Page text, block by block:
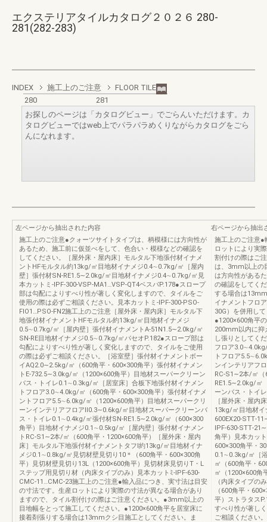
エクステリアタイルカタログ２０２６ 280-
281(282-283)
INDEX 施工上のご注意
FLOOR TILE
280
281
お探しのページは「カタログビュー」でごらんいただけます。カ
タログビューではweb上でパラパラめくりながらカタログをごら
んになれます。
左ページから抽出された内容
施工上のご注意●クォーツサイトタイプは、柄模様には方向性が
あるため、施工前に仮並べをして、色合い・模様などの確認を
してください。［屋外床・屋内床］モルタル下地張付材イナメ
ントHFモルタル約13kg/㎡目地材イナメジ0.4∼0.7kg/㎡［屋内
壁］張付材SN‐RE1.5∼2.0kg/㎡目地材イナメジ0.4∼0.7kg/㎡見
本カットミ‐IPF‐300‐VSP‐MA1…VSP‐QT4ベスパP.178●スロープ
部は勾配によりすべり性が著しく変化しますので、タイルをご
使用の際は必ずご相談ください。見本カットミ‐IPF‐300‐PSO‐
FIO1…PSO‐FN2施工上のご注意［屋外床・屋内床］モルタル下
地張付材イナメントHFモルタル約13kg/㎡目地材イナメジ
0.5∼0.7kg/㎡［屋内壁］張付材イナメントA‐51N1.5∼2.0kg/㎡
SN‐RE目地材イナメジ0.5∼0.7kg/㎡パセオP.182●スロープ部は
勾配によりすべり性が著しく変化しますので、タイルをご使用
の際は必ずご相談ください。［浴室壁］張付材イナメントボー
イAQ2.0∼2.5kg/㎡（600角平・600×300角平）張付材イナメン
トE‐732.5∼3.0kg/㎡（1200×600角平）目地材スーパークリーン
バス・トイレ0.1∼0.3kg/㎡［居室床］合板下地張付材イナメン
トフロア3.0∼4.0kg/㎡（600角平・600×300角平）張付材イナメ
ントフロア5.5∼6.0kg/㎡（1200×600角平）目地材スーパークリ
ーンインテリアフロアⅡ0.3∼0.6kg/㎡目地材スーパークリーンバ
ス・トイレ0.1∼0.4kg/㎡張付材SN‐RE1.5∼2.0kg/㎡（600×300
角平）目地材イナメジ0.1∼0.5kg/㎡［屋内壁］張付材イナメン
トRC‐S1∼2本/㎡（600角平・1200×600角平）［屋外床・屋内
床］モルタル下地張付材イナメントタフⅠ約13kg/㎡目地材イナ
メジ0.1∼0.8kg/㎡見切材壁見切り10＊（600角平・600×300角
平）見切材壁見切り13L（1200×600角平）見切材床見切りT・L
ステップ用見切り材（内床タイプのみ）見本カットﾐ‐IPF‐630‐
CMC‐11…CMC‐23施工上のご注意●輸入品につき、実寸法は目安
の寸法です。生産ロットにより実際の寸法が異なる場合があり
ますので、タイル割付けの際はご注意ください。●3mm以上の
目地幅をとって施工してください。●1200×600角平を居室床に
接着剤張りする場合は13mmクシ目施工としてください。ま
右ページから抽出
施工上のご注意●
ロットにより実
割付けの際はご
は、3mm以上の
は方向性がある
の確認をしてく
する場合は
イナメントフロ
30G）を併用し
●1200×600角平
200mm以内に抑
し張りとしてく
フロア
トフロア
ンインテリアフ
RC‐S1∼2本/㎡（
RE1.5∼2.0kg/㎡
ーンバス・トイ
［屋外床・屋内
13kg/㎡目地材イ
角平）見本カッ
600×300角平・
0.1∼0.3kg/㎡［
㎡（600角平・
㎡（1200×600角
（内床タイプの
（600角平・
平）ストラタス
すべり性が著し
ご相談ください